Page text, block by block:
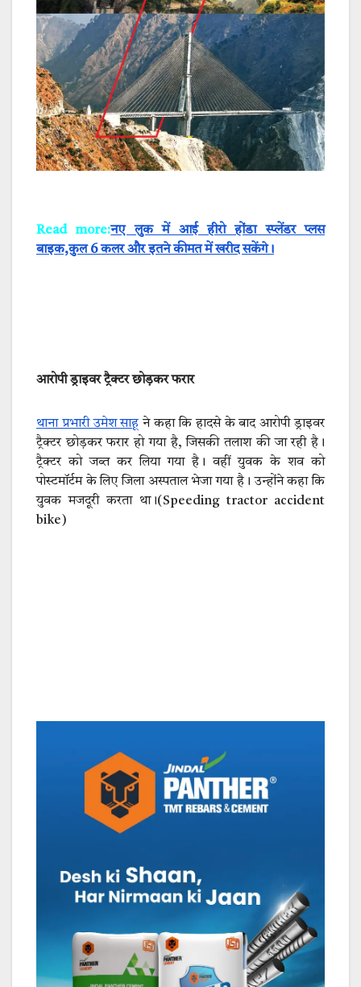
Read more:नए लुक में आई हीरो होंडा स्प्लेंडर प्लस
बाइक,कुल 6 कलर और इतने कीमत में खरीद सकेंगे।
आरोपी ड्राइवर ट्रैक्टर छोड़कर फरार
थाना प्रभारी उमेश साहू ने कहा कि हादसे के बाद आरोपी ड्राइवर
ट्रैक्टर छोड़कर फरार हो गया है, जिसकी तलाश की जा रही है।
ट्रैक्टर को जब्त कर लिया गया है। वहीं युवक के शव को
पोस्टमॉर्टम के लिए जिला अस्पताल भेजा गया है। उन्होंने कहा कि
युवक मजदूरी करता था।(Speeding tractor accident
bike)